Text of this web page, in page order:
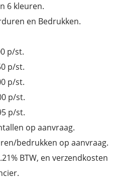
6 kleuren.
en Bedrukken.
p/st.
p/st.
p/st.
p/st.
p/st.
op aanvraag.
bedrukken op aanvraag.
BTW, en verzendkosten